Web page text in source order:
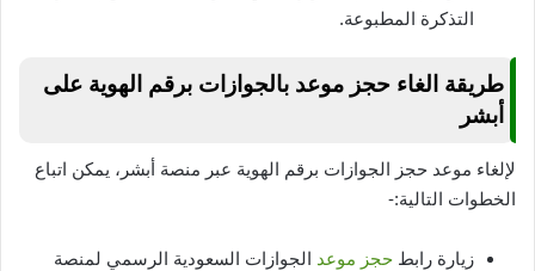
التذكرة المطبوعة.
طريقة الغاء حجز موعد بالجوازات برقم الهوية على
أبشر
لإلغاء موعد حجز الجوازات برقم الهوية عبر منصة أبشر، يمكن اتباع
الخطوات التالية:-
زيارة رابط حجز موعد الجوازات السعودية الرسمي لمنصة